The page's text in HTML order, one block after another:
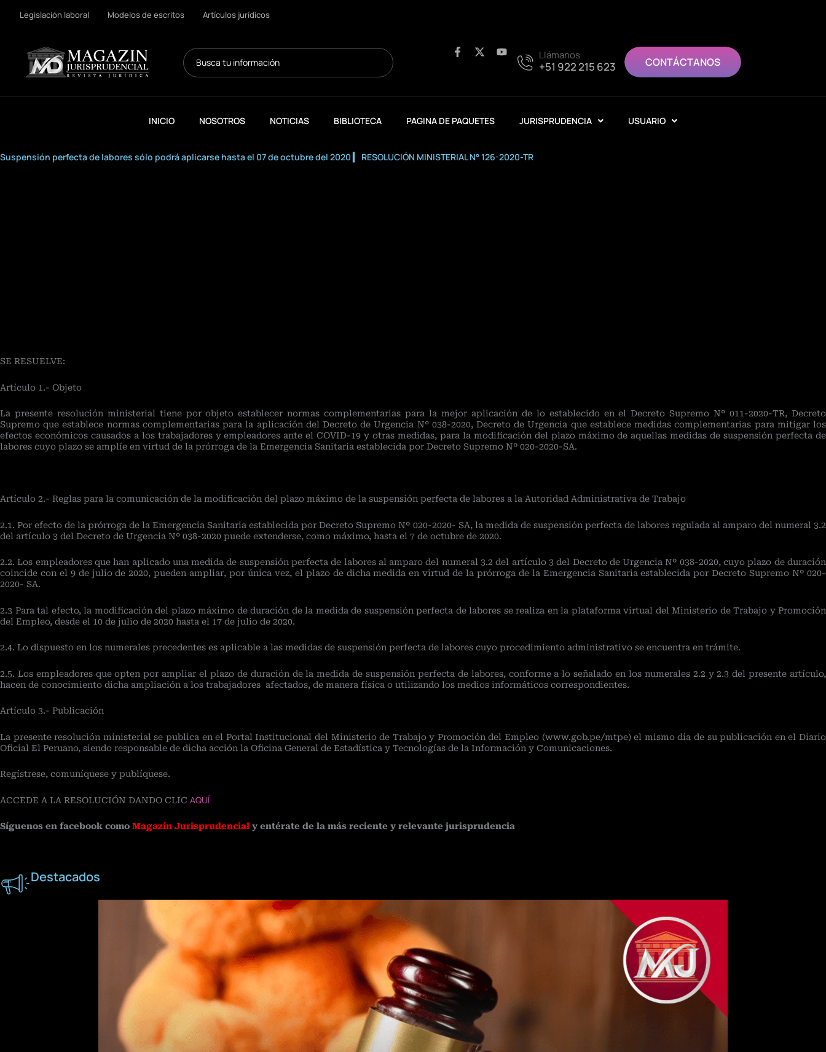
Legislación laboral Modelos de escritos Artículos jurídicos
Search
...
F
a
b
k
X
i
e
Y
u
Llámanos
+51 922 215 623 CONTÁCTANOS
INICIO NOSOTROS NOTICIAS BIBLIOTECA PAGINA DE PAQUETES JURISPRUDENCIA USUARIO
Suspensión perfecta de labores sólo podrá aplicarse hasta el 07 de octubre del 2020 ▎ RESOLUCIÓN MINISTERIAL N° 126-2020-TR
SE RESUELVE:
Artículo 1.- Objeto
La presente resolución ministerial tiene por objeto establecer normas complementarias para la mejor aplicación de lo establecido en el Decreto Supremo N° 011-2020-TR, Decreto
Supremo que establece normas complementarias para la aplicación del Decreto de Urgencia N° 038-2020, Decreto de Urgencia que establece medidas complementarias para mitigar los
efectos económicos causados a los trabajadores y empleadores ante el COVID-19 y otras medidas, para la modificación del plazo máximo de aquellas medidas de suspensión perfecta de
labores cuyo plazo se amplíe en virtud de la prórroga de la Emergencia Sanitaria establecida por Decreto Supremo Nº 020-2020-SA.
Artículo 2.- Reglas para la comunicación de la modificación del plazo máximo de la suspensión perfecta de labores a la Autoridad Administrativa de Trabajo
2.1. Por efecto de la prórroga de la Emergencia Sanitaria establecida por Decreto Supremo Nº 020-2020- SA, la medida de suspensión perfecta de labores regulada al amparo del numeral 3.2
del artículo 3 del Decreto de Urgencia Nº 038-2020 puede extenderse, como máximo, hasta el 7 de octubre de 2020.
2.2. Los empleadores que han aplicado una medida de suspensión perfecta de labores al amparo del numeral 3.2 del artículo 3 del Decreto de Urgencia Nº 038-2020, cuyo plazo de duración
coincide con el 9 de julio de 2020, pueden ampliar, por única vez, el plazo de dicha medida en virtud de la prórroga de la Emergencia Sanitaria establecida por Decreto Supremo Nº 020-
2020- SA.
2.3 Para tal efecto, la modificación del plazo máximo de duración de la medida de suspensión perfecta de labores se realiza en la plataforma virtual del Ministerio de Trabajo y Promoción
del Empleo, desde el 10 de julio de 2020 hasta el 17 de julio de 2020.
2.4. Lo dispuesto en los numerales precedentes es aplicable a las medidas de suspensión perfecta de labores cuyo procedimiento administrativo se encuentra en trámite.
2.5. Los empleadores que opten por ampliar el plazo de duración de la medida de suspensión perfecta de labores, conforme a lo señalado en los numerales 2.2 y 2.3 del presente artículo,
hacen de conocimiento dicha ampliación a los trabajadores afectados, de manera física o utilizando los medios informáticos correspondientes.
Artículo 3.- Publicación
La presente resolución ministerial se publica en el Portal Institucional del Ministerio de Trabajo y Promoción del Empleo (www.gob.pe/mtpe) el mismo día de su publicación en el Diario
Oficial El Peruano, siendo responsable de dicha acción la Oficina General de Estadística y Tecnologías de la Información y Comunicaciones.
Regístrese, comuníquese y publíquese.
ACCEDE A LA RESOLUCIÓN DANDO CLIC AQUÍ
Síguenos en facebook como Magazín Jurisprudencial y entérate de la más reciente y relevante jurisprudencia
Destacados